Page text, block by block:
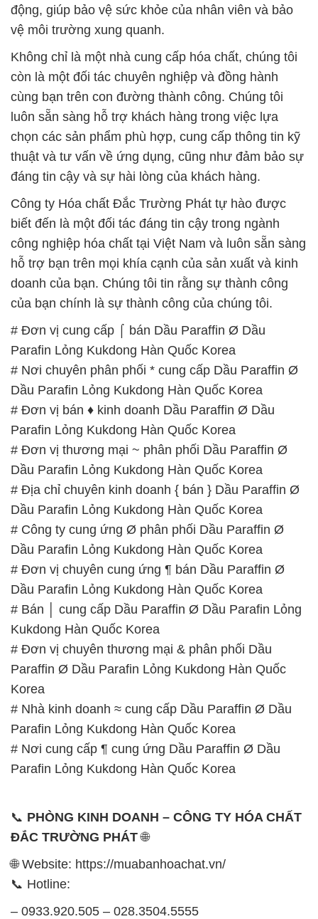
động, giúp bảo vệ sức khỏe của nhân viên và bảo
vệ môi trường xung quanh.
Không chỉ là một nhà cung cấp hóa chất, chúng tôi
còn là một đối tác chuyên nghiệp và đồng hành
cùng bạn trên con đường thành công. Chúng tôi
luôn sẵn sàng hỗ trợ khách hàng trong việc lựa
chọn các sản phẩm phù hợp, cung cấp thông tin kỹ
thuật và tư vấn về ứng dụng, cũng như đảm bảo sự
đáng tin cậy và sự hài lòng của khách hàng.
Công ty Hóa chất Đắc Trường Phát tự hào được
biết đến là một đối tác đáng tin cậy trong ngành
công nghiệp hóa chất tại Việt Nam và luôn sẵn sàng
hỗ trợ bạn trên mọi khía cạnh của sản xuất và kinh
doanh của bạn. Chúng tôi tin rằng sự thành công
của bạn chính là sự thành công của chúng tôi.
# Đơn vị cung cấp ⌠ bán Dầu Paraffin Ø Dầu
Parafin Lỏng Kukdong Hàn Quốc Korea
# Nơi chuyên phân phối * cung cấp Dầu Paraffin Ø
Dầu Parafin Lỏng Kukdong Hàn Quốc Korea
# Đơn vị bán ♦ kinh doanh Dầu Paraffin Ø Dầu
Parafin Lỏng Kukdong Hàn Quốc Korea
# Đơn vị thương mại ~ phân phối Dầu Paraffin Ø
Dầu Parafin Lỏng Kukdong Hàn Quốc Korea
# Địa chỉ chuyên kinh doanh { bán } Dầu Paraffin Ø
Dầu Parafin Lỏng Kukdong Hàn Quốc Korea
# Công ty cung ứng Ø phân phối Dầu Paraffin Ø
Dầu Parafin Lỏng Kukdong Hàn Quốc Korea
# Đơn vị chuyên cung ứng ¶ bán Dầu Paraffin Ø
Dầu Parafin Lỏng Kukdong Hàn Quốc Korea
# Bán │ cung cấp Dầu Paraffin Ø Dầu Parafin Lỏng
Kukdong Hàn Quốc Korea
# Đơn vị chuyên thương mại & phân phối Dầu
Paraffin Ø Dầu Parafin Lỏng Kukdong Hàn Quốc
Korea
# Nhà kinh doanh ≈ cung cấp Dầu Paraffin Ø Dầu
Parafin Lỏng Kukdong Hàn Quốc Korea
# Nơi cung cấp ¶ cung ứng Dầu Paraffin Ø Dầu
Parafin Lỏng Kukdong Hàn Quốc Korea
📞 PHÒNG KINH DOANH – CÔNG TY HÓA CHẤT
ĐẮC TRƯỜNG PHÁT🌐
🌐 Website: https://muabanhoachat.vn/
📞 Hotline:
– 0933.920.505 – 028.3504.5555